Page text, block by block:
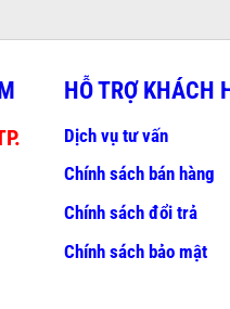
HỖ TRỢ KHÁCH
Dịch vụ tư vấn
Chính sách bán hàng
Chính sách đổi trả
Chính sách bảo mật